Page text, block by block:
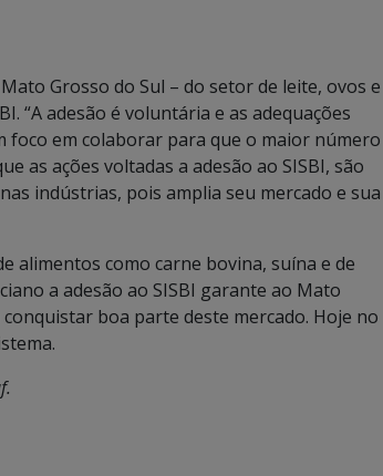
Grosso do Sul – do setor de leite, ovos e
“A adesão é voluntária e as adequações
foco em colaborar para que o maior número
as ações voltadas a adesão ao SISBI, são
indústrias, pois amplia seu mercado e sua
alimentos como carne bovina, suína e de
a adesão ao SISBI garante ao Mato
boa parte deste mercado. Hoje no